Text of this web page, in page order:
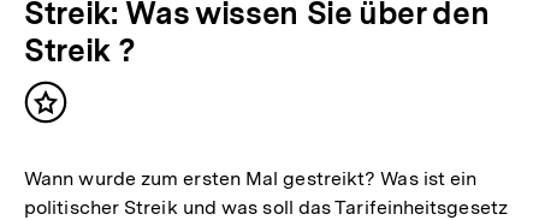
a
l
t
:
weitere
Inhalte
Streik: Was wissen Sie über den
Streik ?
Inhalt
Wann wurde zum ersten Mal gestreikt? Was ist ein
politischer Streik und was soll das Tarifeinheitsgesetz